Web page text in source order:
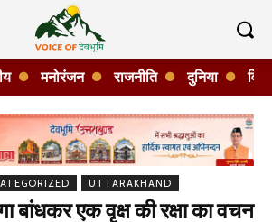
मनोरंजन राजनीति दुनिया
UTTARAKHAND
बांधकर एक वृक्ष की रक्षा का वचन